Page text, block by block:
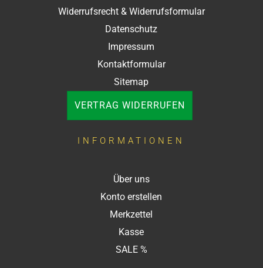
Widerrufsrecht & Widerrufsformular
Datenschutz
Impressum
Kontaktformular
Sitemap
VERTRAG WIDERRUFEN
INFORMATIONEN
Über uns
Konto erstellen
Merkzettel
Kasse
SALE %